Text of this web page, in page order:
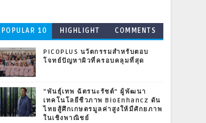
POPULAR 10 HIGHLIGHT COMMENTS
PICOPLUS นวัตกรรมสำหรับตอบ
โจทย์ปัญหาผิวที่ครอบคลุมที่สุด
“พันธุ์เทพ ฉัตรนะรัชต์” ผู้พัฒนา
เทคโนโลยีชีวภาพ BioEnhancz ดัน
ไทยสู้ศึกเกษตรมูลค่าสูงให้มีศักยภาพ
ในเชิงพาณิชย์